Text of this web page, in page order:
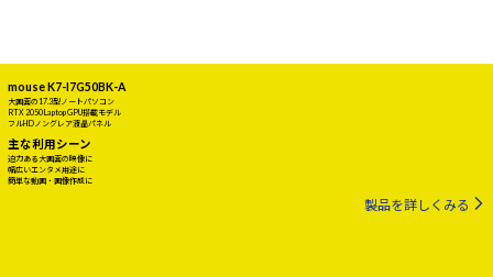
mouse K7-I7G50BK-A
大画面の17.3型ノートパソコン
RTX 2050 Laptop GPU搭載モデル
フルHDノングレア液晶パネル
主な利用シーン
迫力ある大画面の映像に
幅広いエンタメ用途に
簡単な動画・画像作成に
製品を詳しくみる